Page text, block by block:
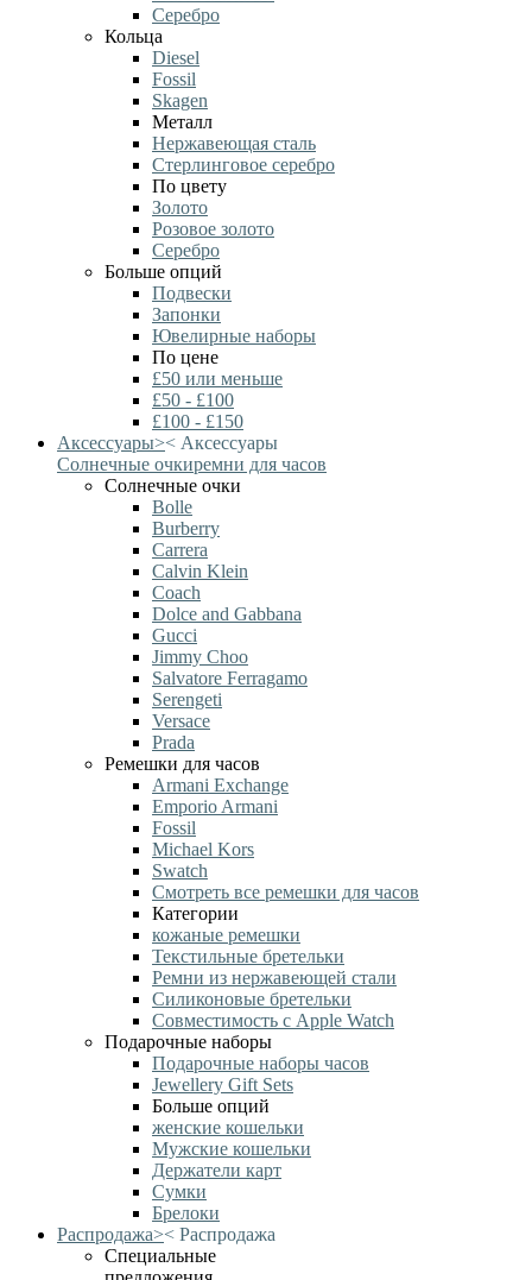
Серебро
Кольца
Diesel
Fossil
Skagen
Металл
Нержавеющая сталь
Стерлинговое серебро
По цвету
Золото
Розовое золото
Серебро
Больше опций
Подвески
Запонки
Ювелирные наборы
По цене
£50 или меньше
£50 - £100
£100 - £150
Аксессуары>< Аксессуары
Солнечные очкиремни для часов
Солнечные очки
Bolle
Burberry
Carrera
Calvin Klein
Coach
Dolce and Gabbana
Gucci
Jimmy Choo
Salvatore Ferragamo
Serengeti
Versace
Prada
Ремешки для часов
Armani Exchange
Emporio Armani
Fossil
Michael Kors
Swatch
Смотреть все ремешки для часов
Категории
кожаные ремешки
Текстильные бретельки
Ремни из нержавеющей стали
Силиконовые бретельки
Совместимость с Apple Watch
Подарочные наборы
Подарочные наборы часов
Jewellery Gift Sets
Больше опций
женские кошельки
Мужские кошельки
Держатели карт
Сумки
Брелоки
Распродажа>< Распродажа
Специальные